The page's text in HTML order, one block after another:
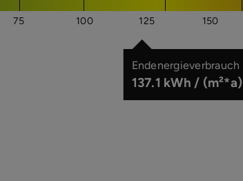
75 100 125 150
Endenergieverbrauch
137.1 kWh / (m²*a)